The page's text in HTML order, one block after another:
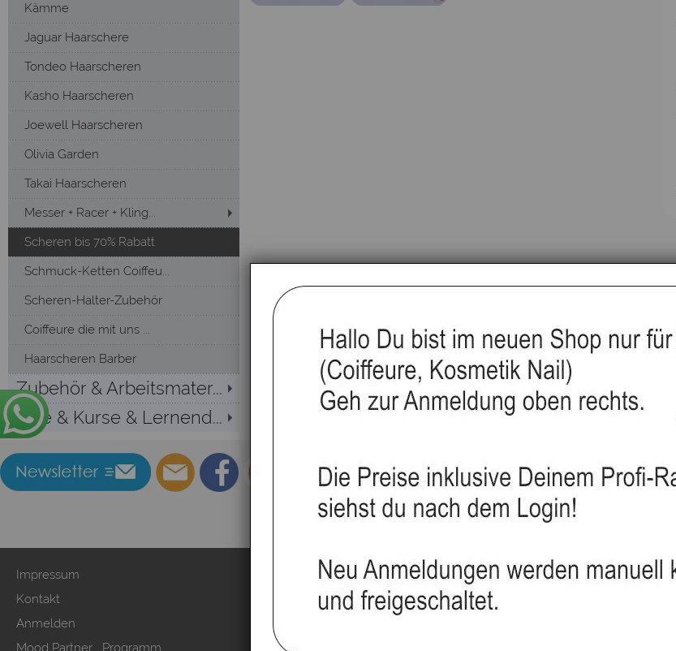
Kämme
Jaguar Haarschere
Tondeo Haarscheren
Kasho Haarscheren
Joewell Haarscheren
Olivia Garden
Takai Haarscheren
Messer + Racer + Kling...
Scheren bis 70% Rabatt
Schmuck-Ketten Coiffeu...
Scheren-Halter-Zubehör
Coiffeure die mit uns ...
Haarscheren Barber
Zubehör & Arbeitsmater...
Sale & Kurse & Lernend...
Impressum
Kontakt
Anmelden
Mood Partner Programm
Zahlung & Versand
AGB & Kundeninfo
Kundeninformationen